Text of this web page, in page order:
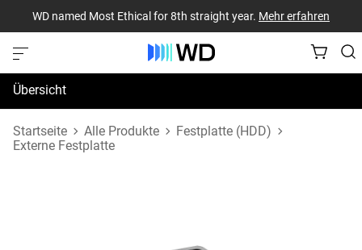
WD named Most Ethical for 8th straight year. Mehr erfahren
Übersicht
Technische Daten
Startseite Alle Produkte
Festplatte (HDD)
Externe Festplatte